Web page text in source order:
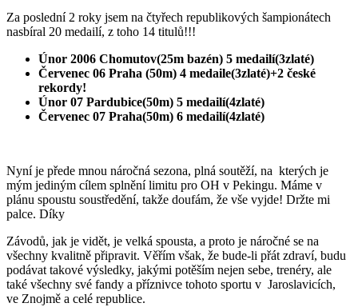
Za poslední 2 roky jsem na čtyřech republikových šampionátech
nasbíral 20 medailí, z toho 14 titulů!!!
Únor 2006 Chomutov(25m bazén) 5 medailí(3zlaté)
Červenec 06 Praha (50m) 4 medaile(3zlaté)+2 české
rekordy!
Únor 07 Pardubice(50m) 5 medailí(4zlaté)
Červenec 07 Praha(50m) 6 medailí(4zlaté)
Nyní je přede mnou náročná sezona, plná soutěží, na kterých je
mým jediným cílem splnění limitu pro OH v Pekingu. Máme v
plánu spoustu soustředění, takže doufám, že vše vyjde! Držte mi
palce. Díky
Závodů, jak je vidět, je velká spousta, a proto je náročné se na
všechny kvalitně připravit. Věřím však, že bude-li přát zdraví, budu
podávat takové výsledky, jakými potěším nejen sebe, trenéry, ale
také všechny své fandy a příznivce tohoto sportu v Jaroslavicích,
ve Znojmě a celé republice.